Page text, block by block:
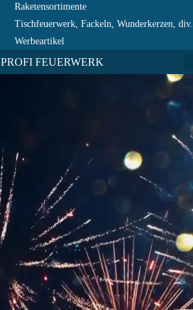
Raketensortimente
Tischfeuerwerk, Fackeln, Wunderkerzen, div.
Werbeartikel
PROFI FEUERWERK